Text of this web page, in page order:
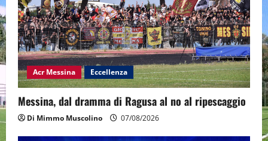
Acr Messina Eccellenza
Messina, dal dramma di Ragusa al no al ripescaggio
Di Mimmo Muscolino 07/08/2026